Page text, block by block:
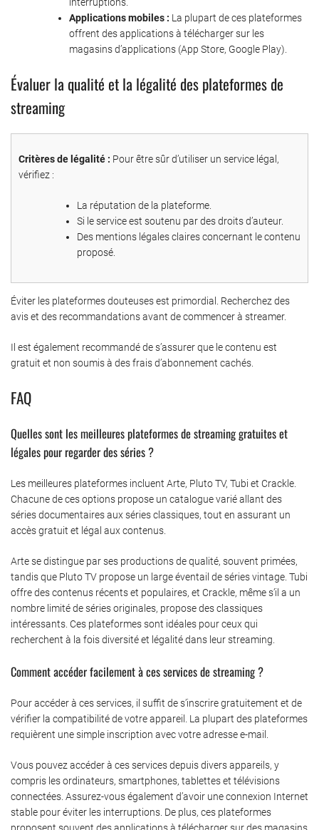
Applications mobiles : La plupart de ces plateformes
offrent des applications à télécharger sur les
magasins d’applications (App Store, Google Play).
Évaluer la qualité et la légalité des plateformes de
streaming
Critères de légalité : Pour être sûr d’utiliser un service légal,
vérifiez :
La réputation de la plateforme.
Si le service est soutenu par des droits d’auteur.
Des mentions légales claires concernant le contenu
proposé.
Éviter les plateformes douteuses est primordial. Recherchez des
avis et des recommandations avant de commencer à streamer.
Il est également recommandé de s’assurer que le contenu est
gratuit et non soumis à des frais d’abonnement cachés.
FAQ
Quelles sont les meilleures plateformes de streaming gratuites et
légales pour regarder des séries ?
Les meilleures plateformes incluent Arte, Pluto TV, Tubi et Crackle.
Chacune de ces options propose un catalogue varié allant des
séries documentaires aux séries classiques, tout en assurant un
accès gratuit et légal aux contenus.
Arte se distingue par ses productions de qualité, souvent primées,
tandis que Pluto TV propose un large éventail de séries vintage. Tubi
offre des contenus récents et populaires, et Crackle, même s’il a un
nombre limité de séries originales, propose des classiques
intéressants. Ces plateformes sont idéales pour ceux qui
recherchent à la fois diversité et légalité dans leur streaming.
Comment accéder facilement à ces services de streaming ?
Pour accéder à ces services, il suffit de s’inscrire gratuitement et de
vérifier la compatibilité de votre appareil. La plupart des plateformes
requièrent une simple inscription avec votre adresse e-mail.
Vous pouvez accéder à ces services depuis divers appareils, y
compris les ordinateurs, smartphones, tablettes et télévisions
connectées. Assurez-vous également d’avoir une connexion Internet
stable pour éviter les interruptions. De plus, ces plateformes
proposent souvent des applications à télécharger sur des magasins